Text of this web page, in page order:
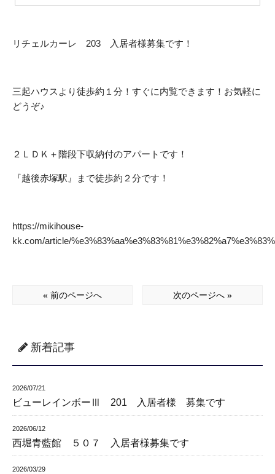
リチェルカーレ 203 入居者様募集です！
三起ハウスより徒歩約１分！すぐに内覧できます！お気軽に
どうぞ♪
２ＬＤＫ＋階段下収納付のアパートです！
『越後赤塚駅』まで徒歩約２分です！
https://mikihouse-
kk.com/article/
« 前のページへ 次のページへ »
新着記事
2026/07/21
ビューレインボーⅢ 201 入居者様 募集です
2026/06/12
西堀青藍館 ５０７ 入居者様募集です
2026/03/29